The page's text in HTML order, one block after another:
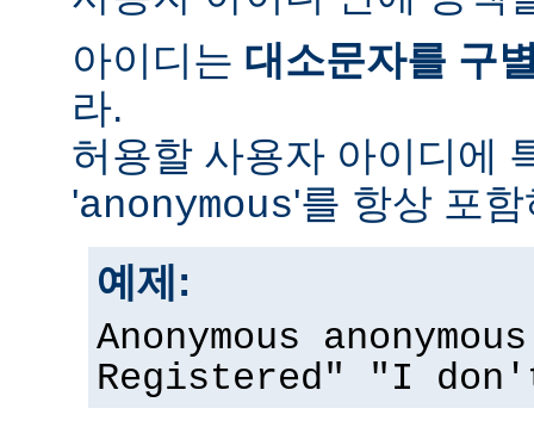
아이디는 대소문자를 구
라.
허용할 사용자 아이디에
'anonymous'를 항상 포
예제:
Anonymous
Registered" "I